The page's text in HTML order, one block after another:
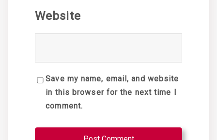
Website
Save my name, email, and website
in this browser for the next time I
comment.